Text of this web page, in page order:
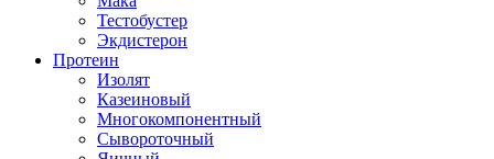
Тестобустер
Экдистерон
Протеин
Изолят
Казеиновый
Многокомпонентный
Сывороточный